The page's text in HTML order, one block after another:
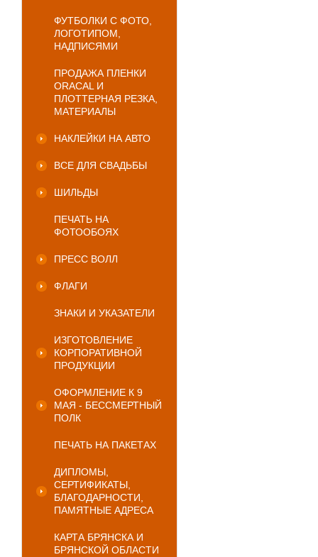
ФУТБОЛКИ С ФОТО,
ЛОГОТИПОМ,
НАДПИСЯМИ
ПРОДАЖА ПЛЕНКИ
ORACAL И
ПЛОТТЕРНАЯ РЕЗКА,
МАТЕРИАЛЫ
НАКЛЕЙКИ НА АВТО
ВСЕ ДЛЯ СВАДЬБЫ
ШИЛЬДЫ
ПЕЧАТЬ НА
ФОТООБОЯХ
ПРЕСС ВОЛЛ
ФЛАГИ
ЗНАКИ И УКАЗАТЕЛИ
ИЗГОТОВЛЕНИЕ
КОРПОРАТИВНОЙ
ПРОДУКЦИИ
ОФОРМЛЕНИЕ К 9
МАЯ - БЕССМЕРТНЫЙ
ПОЛК
ПЕЧАТЬ НА ПАКЕТАХ
ДИПЛОМЫ,
СЕРТИФИКАТЫ,
БЛАГОДАРНОСТИ,
ПАМЯТНЫЕ АДРЕСА
КАРТА БРЯНСКА И
БРЯНСКОЙ ОБЛАСТИ